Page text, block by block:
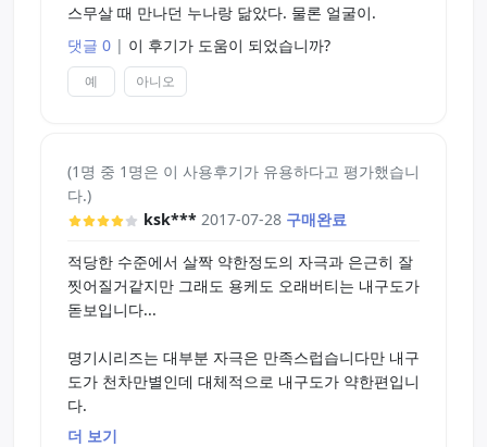
기대는 안했지만 이제품이 있다고해서 기대했는데
이부분은 좀 실망스럽네요.
그리고 특이한점은 위에 두제품은 누어서 할때의 느
을때 찰싹찰싹 하는 소리가 나서
더더욱 흥분됩니다. 참고해 주시고요
명기가 두제품밖에 없어서 잘은 모르겠지만
좀더 써봐야겠습니다 .
스무살 때 만나던 누나랑 닮았다. 물론 얼굴이.
댓글 0 | 이 후기가 도움이 되었습니까?
예 아니오
(1명 중 1명은 이 사용후기가 유용하다고 평가했습니
다.)
ksk*** 2017-07-28 구매완료
적당한 수준에서 살짝 약한정도의 자극과 은근히 잘
찟어질거같지만 그래도 용케도 오래버티는 내구도가
돋보입니다...
명기시리즈는 대부분 자극은 만족스럽습니다만 내구
도가 천차만별인데 대체적으로 내구도가 약한편입니
다.
더 보기